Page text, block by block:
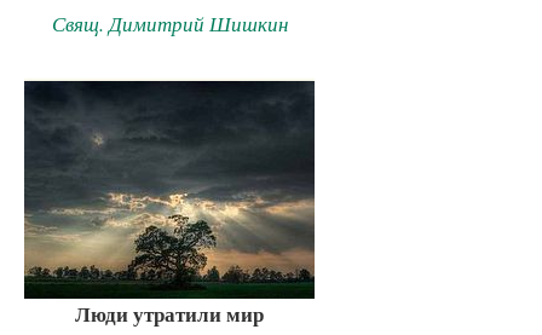
Свящ. Димитрий Шишкин
Люди утратили мир